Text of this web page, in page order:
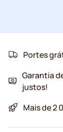
Portes
Garantia
justos!
Mais de 2